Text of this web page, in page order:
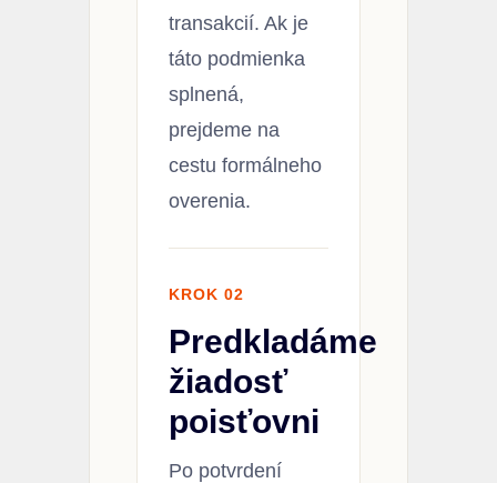
transakcií. Ak je
táto podmienka
splnená,
prejdeme na
cestu formálneho
overenia.
KROK 02
Predkladáme
žiadosť
poisťovni
Po potvrdení